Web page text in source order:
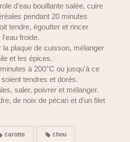
d'eau bouillante salée, cuire
pendant 20 minutes
tendre, égoutter et rincer
froide.
la plaque de cuisson, mélanger
et les épices.
à 200°C ou jusqu'à ce
tendres et dorés.
saler, poivrer et mélanger.
de noix de pécan et d'un filet
carotte chou